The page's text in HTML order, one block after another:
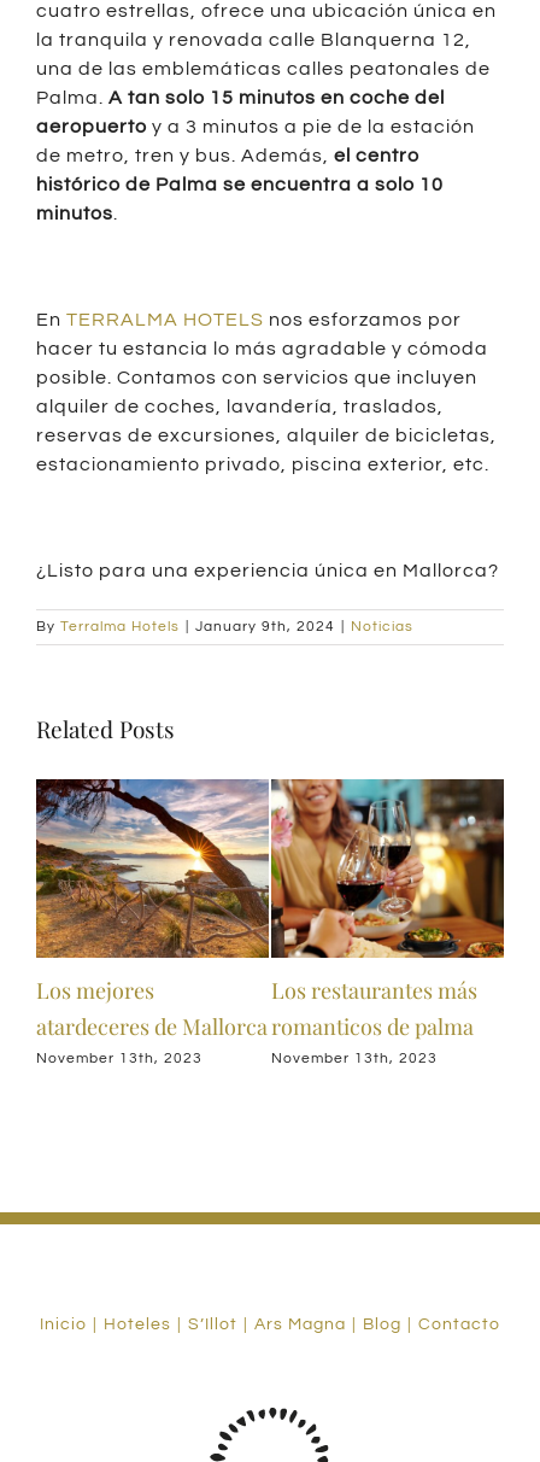
cuatro estrellas, ofrece una ubicación única en
la tranquila y renovada calle Blanquerna 12,
una de las emblemáticas calles peatonales de
Palma. A tan solo 15 minutos en coche del
aeropuerto y a 3 minutos a pie de la estación
de metro, tren y bus. Además, el centro
histórico de Palma se encuentra a solo 10
minutos
En TERRALMA HOTELS nos esforzamos por
hacer tu estancia lo más agradable y cómoda
posible. Contamos con servicios que incluyen
alquiler de coches, lavandería, traslados,
reservas de excursiones, alquiler de bicicletas,
estacionamiento privado, piscina exterior, etc.
¿Listo para una experiencia única en Mallorca?
By Terralma Hotels January 9th, 2024 Noticias
Related Posts
Los mejores
atardeceres de Mallorca
November 13th, 2023
Los restaurantes más
romanticos de palma
November 13th, 2023
Inicio Hoteles S’Illot Ars Magna Blog Contacto